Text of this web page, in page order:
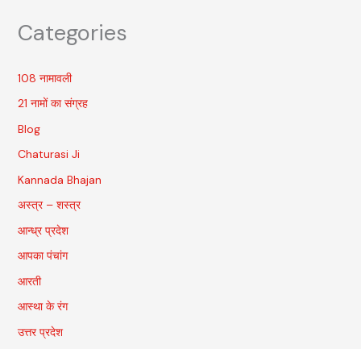
Categories
108 नामावली
21 नामों का संग्रह
Blog
Chaturasi Ji
Kannada Bhajan
अस्त्र – शस्त्र
आन्ध्र प्रदेश
आपका पंचांग
आरती
आस्था के रंग
उत्तर प्रदेश